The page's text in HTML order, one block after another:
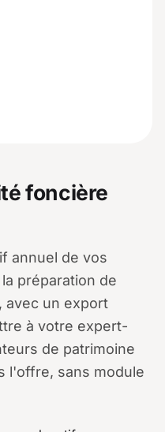
foncière
annuel de vos
préparation de
avec un export
à votre expert-
de patrimoine
l'offre, sans module